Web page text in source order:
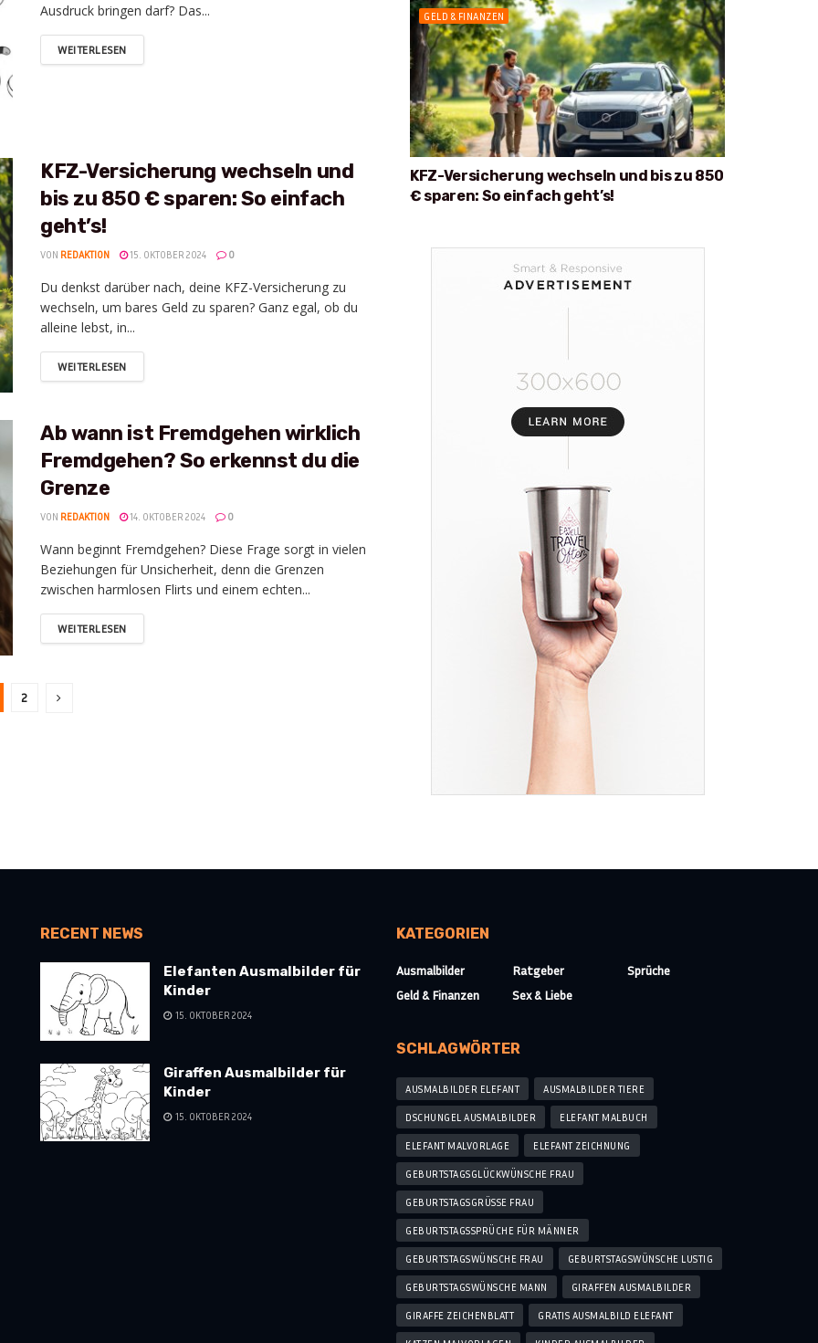
Ausdruck bringen darf? Das...
WEITERLESEN
KFZ-Versicherung wechseln und
bis zu 850 € sparen: So einfach
geht’s!
VON REDAKTION 15. OKTOBER 2024 0
Du denkst darüber nach, deine KFZ-Versicherung zu
wechseln, um bares Geld zu sparen? Ganz egal, ob du
alleine lebst, in...
WEITERLESEN
Ab wann ist Fremdgehen wirklich
Fremdgehen? So erkennst du die
Grenze
VON REDAKTION 14. OKTOBER 2024 0
Wann beginnt Fremdgehen? Diese Frage sorgt in vielen
Beziehungen für Unsicherheit, denn die Grenzen
zwischen harmlosen Flirts und einem echten...
WEITERLESEN
2
GELD & FINANZEN
KFZ-Versicherung wechseln und bis zu 850
€ sparen: So einfach geht’s!
RECENT NEWS
Elefanten Ausmalbilder für
Kinder
15. OKTOBER 2024
Giraffen Ausmalbilder für
Kinder
15. OKTOBER 2024
KATEGORIEN
Ausmalbilder
Geld & Finanzen
Ratgeber
Sex & Liebe
Sprüche
SCHLAGWÖRTER
AUSMALBILDER ELEFANT AUSMALBILDER TIERE
DSCHUNGEL AUSMALBILDER ELEFANT MALBUCH
ELEFANT MALVORLAGE ELEFANT ZEICHNUNG
GEBURTSTAGSGLÜCKWÜNSCHE FRAU
GEBURTSTAGSGRÜSSE FRAU
GEBURTSTAGSSPRÜCHE FÜR MÄNNER
GEBURTSTAGSWÜNSCHE FRAU GEBURTSTAGSWÜNSCHE LUSTIG
GEBURTSTAGSWÜNSCHE MANN GIRAFFEN AUSMALBILDER
GIRAFFE ZEICHENBLATT GRATIS AUSMALBILD ELEFANT